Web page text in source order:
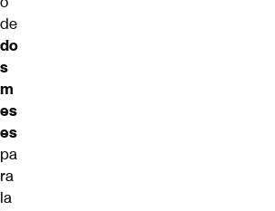
de
do
s
m
es
es
pa
ra
la